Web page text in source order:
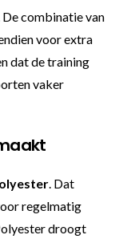
combinatie van
voor extra
dat de training
vaker
. Dat
regelmatig
droogt